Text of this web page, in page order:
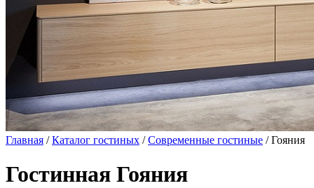
Главная /Каталог гостиных /Современные гостиные / Гояния
Гостинная Гояния